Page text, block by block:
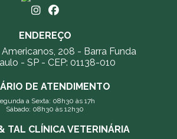
ENDEREÇO
208 - Barra Funda
- SP - CEP: 01138-010
DE ATENDIMENTO
a Sexta: 08h30 às 17h
Sábado: 08h30 às 12h30
TAL CLÍNICA VETERINÁRIA